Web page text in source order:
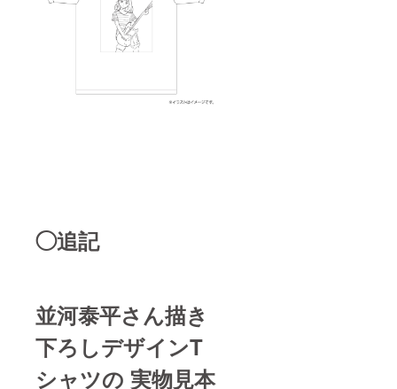
◯追記
並河泰平さん描き
下ろしデザインT
シャツの 実物見本